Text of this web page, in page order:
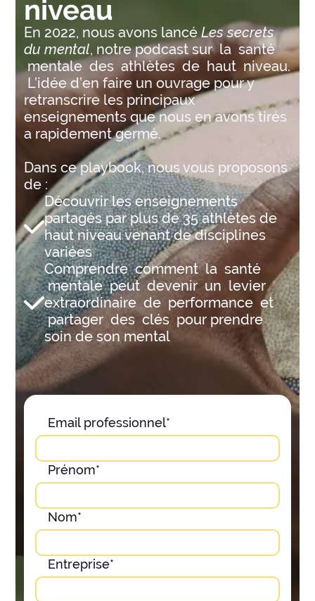
niveau
En 2022, nous avons lancéLes secrets
du mental, notre podcast sur la santé
mentale des athlètes de haut niveau.
L’idée d’en faire un ouvrage pour y
retranscrire les principaux
enseignements que nous en avons tirés
a rapidement germé.
Dans ce playbook, nous vous proposons
de :
Découvrir les enseignements
partagés par plus de 35 athlètes de
haut niveau venant de disciplines
variées
Comprendre comment la santé
mentale peut devenir un levier
extraordinaire de performance et
partager des clés pour prendre
soin de son mental
Email professionnel*
Prénom*
Nom*
Entreprise*